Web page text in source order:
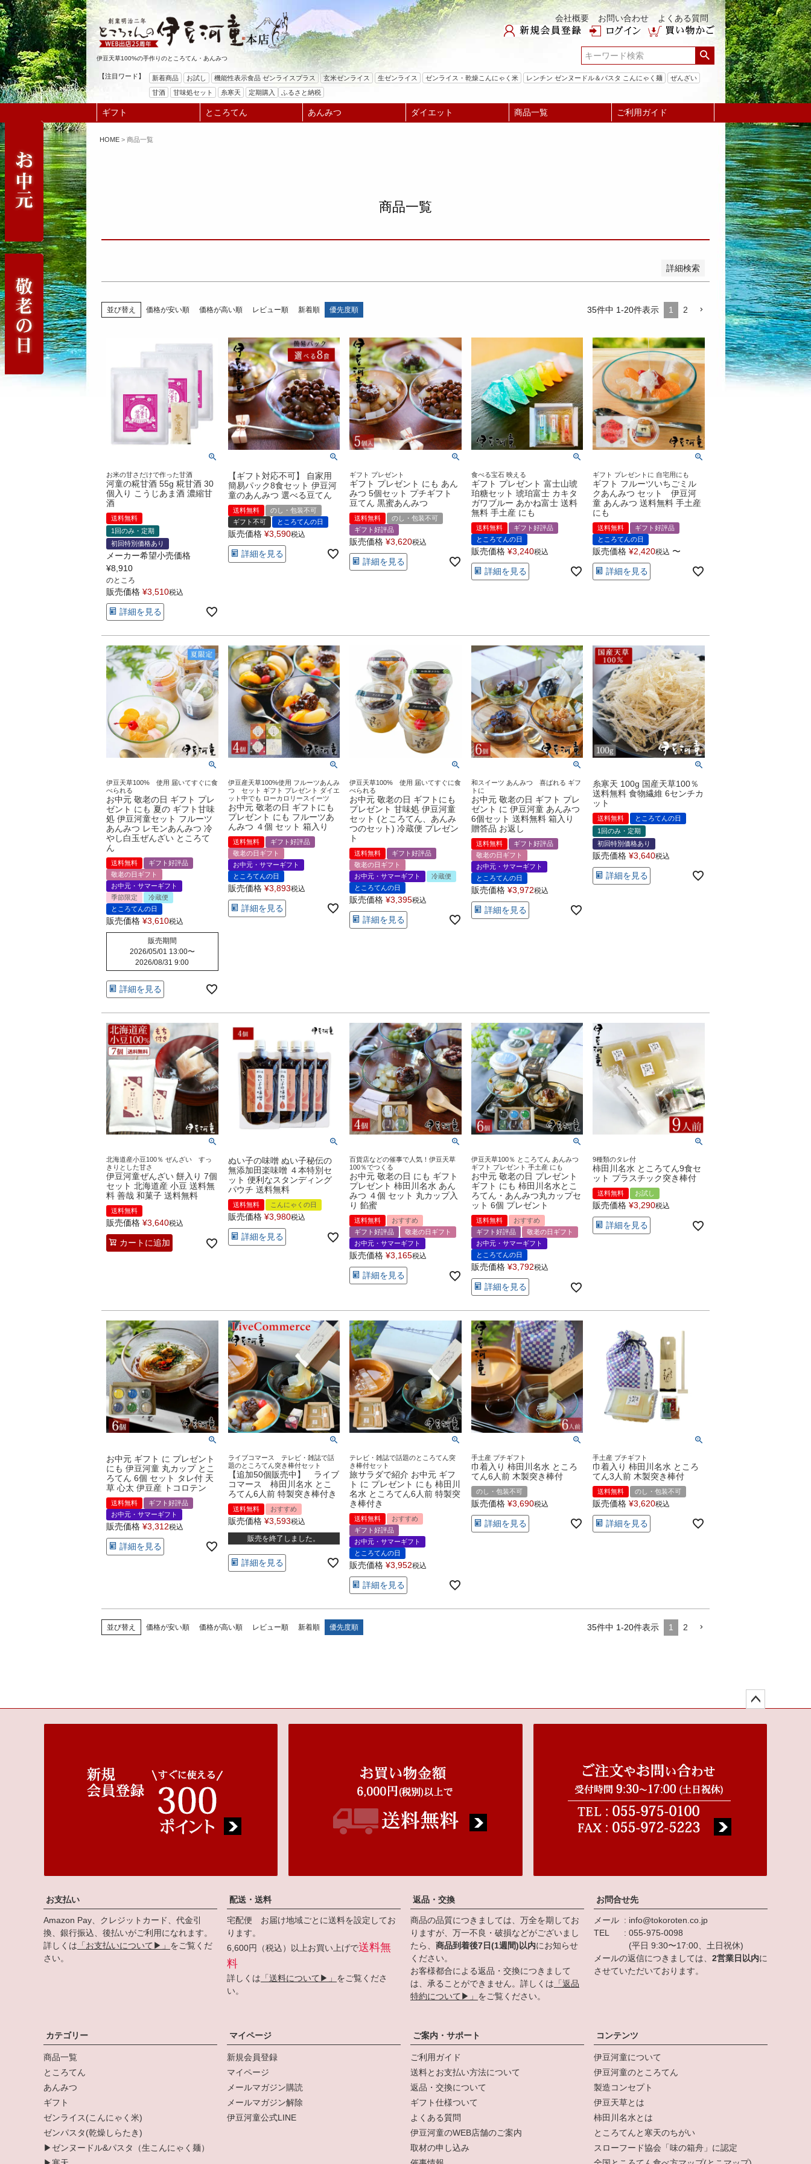
伊豆天草100%の手作りのところてん・あんみつ
会社概要 お問い合わせ よくある質問
検索
【注目ワード】 新着商品 お試し 機能性表示食品 ゼンライスプラス 玄米ゼンライス 生ゼンライス ゼンライス・乾燥こんにゃく米 レンチン ゼンヌードル＆パスタ こんにゃく麺
ぜんざい
甘酒
甘味処セット 糸寒天 定期購入 ふるさと納税
ギフト ところてん あんみつ ダイエット 商品一覧 ご利用ガイド
HOME 商品一覧
商品一覧
詳細検索
価格
〜
商品タグ
セール
限定 再入荷 翌日発送
指定なし
在庫なし商品を表示
商品番号/JANコード
検索
並び替え 価格が安い順 価格が高い順 レビュー順 新着順 優先度順 35件中 1-20件表示 1 2
お米の甘さだけで作った甘酒
河童の糀甘酒 55g 糀甘酒 30
個入り こうじあま酒 濃縮甘
酒
送料無料
1回のみ・定期
初回特別価格あり
メーカー希望小売価格
¥8,910
のところ
販売価格 ¥3,510税込
詳細を見る
【ギフト対応不可】 自家用
簡易パック8食セット 伊豆河
童のあんみつ 選べる豆てん
送料無料
のし・包装不可
ギフト不可
ところてんの日
販売価格 ¥3,590税込
詳細を見る
ギフト プレゼント
ギフト プレゼント にも あん
みつ 5個セット プチギフト
豆てん 黒蜜あんみつ
送料無料
のし・包装不可
ギフト好評品
販売価格 ¥3,620税込
詳細を見る
食べる宝石 映える
ギフト プレゼント 富士山琥
珀糖セット 琥珀富士 カキタ
ガワブルー あかね富士 送料
無料 手土産 にも
送料無料
ギフト好評品
ところてんの日
販売価格 ¥3,240税込
詳細を見る
ギフト プレゼントに 自宅用にも
ギフト フルーツいちごミル
クあんみつ セット 伊豆河
童 あんみつ 送料無料 手土産
にも
送料無料
ギフト好評品
ところてんの日
販売価格 ¥2,420税込 〜
詳細を見る
伊豆天草100% 使用 届いてすぐに食
べられる
お中元 敬老の日 ギフト プレ
ゼント にも 夏の ギフト甘味
処 伊豆河童セット フルーツ
あんみつ レモンあんみつ 冷
やし白玉ぜんざい ところて
ん
送料無料
ギフト好評品
敬老の日ギフト
お中元・サマーギフト
季節限定
冷蔵便
ところてんの日
販売価格 ¥3,610税込
販売期間
2026/05/01 13:00〜
2026/08/31 9:00
詳細を見る
伊豆産天草100%使用 フルーツあんみ
つ セット ギフト プレゼント ダイエ
ット中でも ローカロリースイーツ
お中元 敬老の日 ギフトにも
プレゼント にも フルーツあ
んみつ ４個 セット 箱入り
送料無料
ギフト好評品
敬老の日ギフト
お中元・サマーギフト
ところてんの日
販売価格 ¥3,893税込
詳細を見る
伊豆天草100% 使用 届いてすぐに食
べられる
お中元 敬老の日 ギフトにも
プレゼント 甘味処 伊豆河童
セット (ところてん、あんみ
つのセット) 冷蔵便 プレゼン
ト
送料無料
ギフト好評品
敬老の日ギフト
お中元・サマーギフト
冷蔵便
ところてんの日
販売価格 ¥3,395税込
詳細を見る
和スイーツ あんみつ 喜ばれる ギフ
トに
お中元 敬老の日 ギフト プレ
ゼント に 伊豆河童 あんみつ
6個セット 送料無料 箱入り
贈答品 お返し
送料無料
ギフト好評品
敬老の日ギフト
お中元・サマーギフト
ところてんの日
販売価格 ¥3,972税込
詳細を見る
糸寒天 100g 国産天草100％
送料無料 食物繊維 6センチカ
ット
送料無料
ところてんの日
1回のみ・定期
初回特別価格あり
販売価格 ¥3,640税込
詳細を見る
北海道産小豆100％ ぜんざい すっ
きりとした甘さ
伊豆河童ぜんざい 餅入り 7個
セット 北海道産 小豆 送料無
料 善哉 和菓子 送料無料
送料無料
販売価格 ¥3,640税込
カートに追加
ぬい子の味噌 ぬい子秘伝の
無添加田楽味噌 ４本特別セ
ット 便利なスタンディング
パウチ 送料無料
送料無料 こんにゃくの日
販売価格 ¥3,980税込
詳細を見る
百貨店などの催事で人気！伊豆天草
100％でつくる
お中元 敬老の日 にも ギフト
プレゼント 柿田川名水 あん
みつ ４個 セット 丸カップ入
り 餡蜜
送料無料
おすすめ
ギフト好評品
敬老の日ギフト
お中元・サマーギフト
販売価格 ¥3,165税込
詳細を見る
伊豆天草100％ ところてん あんみつ
ギフト プレゼント 手土産 にも
お中元 敬老の日 プレゼント
ギフト にも 柿田川名水とこ
ろてん・あんみつ丸カップセ
ット 6個 プレゼント
送料無料
おすすめ
ギフト好評品
敬老の日ギフト
お中元・サマーギフト
ところてんの日
販売価格 ¥3,792税込
詳細を見る
9種類のタレ付
柿田川名水 ところてん9食セ
ット プラスチック突き棒付
送料無料 お試し
販売価格 ¥3,290税込
詳細を見る
お中元 ギフト に プレゼント
にも 伊豆河童 丸カップ とこ
ろてん 6個 セット タレ付 天
草 心太 伊豆産 トコロテン
送料無料
ギフト好評品
お中元・サマーギフト
販売価格 ¥3,312税込
詳細を見る
ライブコマース テレビ・雑誌で話
題のところてん突き棒付セット
【追加50個販売中】 ライブ
コマース 柿田川名水 とこ
ろてん6人前 特製突き棒付き
送料無料 おすすめ
販売価格 ¥3,593税込
販売を終了しました。
詳細を見る
テレビ・雑誌で話題のところてん突
き棒付セット
旅サラダで紹介 お中元 ギフ
ト に プレゼント にも 柿田川
名水 ところてん6人前 特製突
き棒付き
送料無料
おすすめ
ギフト好評品
お中元・サマーギフト
ところてんの日
販売価格 ¥3,952税込
詳細を見る
手土産 プチギフト
巾着入り 柿田川名水 ところ
てん6人前 木製突き棒付
のし・包装不可
販売価格 ¥3,690税込
詳細を見る
手土産 プチギフト
巾着入り 柿田川名水 ところ
てん3人前 木製突き棒付
送料無料 のし・包装不可
販売価格 ¥3,620税込
詳細を見る
並び替え 価格が安い順 価格が高い順 レビュー順 新着順 優先度順 35件中 1-20件表示 1 2
お支払い
Amazon Pay、クレジットカード、代金引
換、銀行振込、後払いがご利用になれます。
詳しくは 「お支払いについて▶」 をご覧くだ
さい。
配送・送料
宅配便 お届け地域ごとに送料を設定してお
ります。
6,600円（税込）以上お買い上げで送料無
料
詳しくは 「送料について▶」 をご覧くださ
い。
返品・交換
商品の品質につきましては、万全を期してお
りますが、万一不良・破損などがございまし
たら、 商品到着後7日(1週間)以内にお知らせ
ください。
お客様都合による返品・交換につきまして
は、承ることができません。詳しくは 「返品
特約について▶」 をご覧ください。
お問合せ先
メール
info@tokoroten.co.jp
TEL
055-975-0098
(平日 9:30〜17:00、土日祝休)
メールの返信につきましては、 2営業日以内に
させていただいております。
カテゴリー
商品一覧
ところてん
あんみつ
ギフト
ゼンライス(こんにゃく米)
ゼンパスタ(乾燥しらたき)
▶ゼンヌードル&パスタ（生こんにゃく麺）
マイページ
新規会員登録
マイページ
メールマガジン購読
メールマガジン解除
伊豆河童公式LINE
ご案内・サポート
ご利用ガイド
送料とお支払い方法について
返品・交換について
ギフト仕様ついて
よくある質問
伊豆河童のWEB店舗のご案内
取材の申し込み
コンテンツ
伊豆河童について
伊豆河童のところてん
製造コンセプト
伊豆天草とは
柿田川名水とは
ところてんと寒天のちがい
スローフード協会「味の箱舟」に認定